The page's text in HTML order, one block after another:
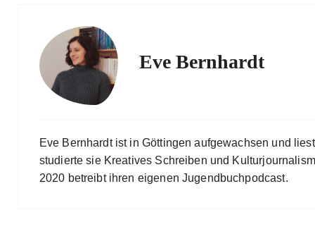
Eve Bernhardt
Eve Bernhardt ist in Göttingen aufgewachsen und
studierte sie Kreatives Schreiben und
2020 betreibt ihren eigenen Jugendbuchpodcast.